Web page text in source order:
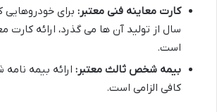
کارت معاینه فنی معتبر: برای
سال از تولید آن ها می گذرد، ارائه کارت
است.
بیمه شخص ثالث معتبر: ارائه بیمه
کافی الزامی است.